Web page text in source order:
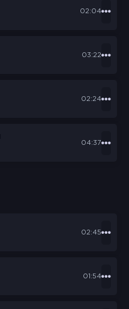
02:04
03:22
02:24
04:37
02:45
01:54